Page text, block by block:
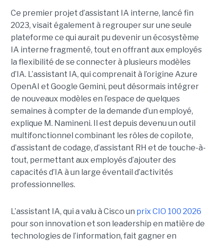
Ce premier projet d’assistant IA interne, lancé fin
2023, visait également à regrouper sur une seule
plateforme ce qui aurait pu devenir un écosystème
IA interne fragmenté, tout en offrant aux employés
la flexibilité de se connecter à plusieurs modèles
d’IA. L’assistant IA, qui comprenait à l’origine Azure
OpenAI et Google Gemini, peut désormais intégrer
de nouveaux modèles en l’espace de quelques
semaines à compter de la demande d’un employé,
explique M. Namineni. Il est depuis devenu un outil
multifonctionnel combinant les rôles de copilote,
d’assistant de codage, d’assistant RH et de touche-à-
tout, permettant aux employés d’ajouter des
capacités d’IA à un large éventail d’activités
professionnelles.
L’assistant IA, qui a valu à Cisco un prix CIO 100 2026
pour son innovation et son leadership en matière de
technologies de l’information, fait gagner en